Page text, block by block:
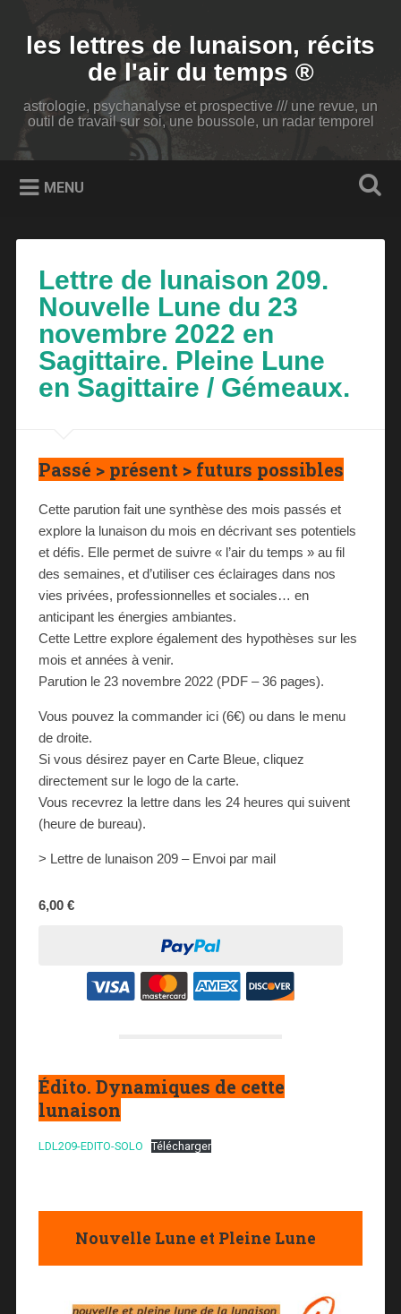
contenu
principal
Rechercheles lettres de lunaison, récits
de l'air du temps ®
astrologie, psychanalyse et prospective /// une revue, un
outil de travail sur soi, une boussole, un radar temporel
MENU
Lettre de lunaison 209.
Nouvelle Lune du 23
novembre 2022 en
Sagittaire. Pleine Lune
en Sagittaire / Gémeaux.
Passé > présent > futurs possibles
Cette parution fait une synthèse des mois passés et
explore la lunaison du mois en décrivant ses potentiels
et défis. Elle permet de suivre « l’air du temps » au fil
des semaines, et d’utiliser ces éclairages dans nos
vies privées, professionnelles et sociales… en
anticipant les énergies ambiantes.
Cette Lettre explore également des hypothèses sur les
mois et années à venir.
Parution le 23 novembre 2022 (PDF – 36 pages).
Vous pouvez la commander ici (6€) ou dans le menu
de droite.
Si vous désirez payer en Carte Bleue, cliquez
directement sur le logo de la carte.
Vous recevrez la lettre dans les 24 heures qui suivent
(heure de bureau).
> Lettre de lunaison 209 – Envoi par mail
6,00 €
Édito. Dynamiques de cette
lunaison
LDL209-EDITO-SOLO Télécharger
Nouvelle Lune et Pleine Lune